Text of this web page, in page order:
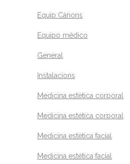
Equip Cànons
Equipo médico
General
Instalacions
Medicina estètica corporal
Medicina estética corporal
Medicina estètica facial
Medicina estética facial